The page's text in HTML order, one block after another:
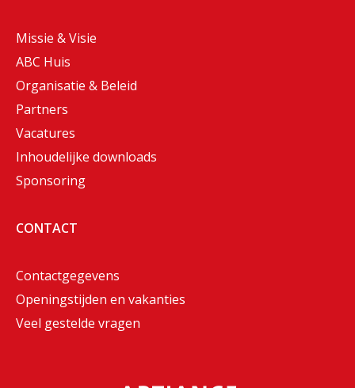
Missie & Visie
ABC Huis
Organisatie & Beleid
Partners
Vacatures
Inhoudelijke downloads
Sponsoring
CONTACT
Contactgegevens
Openingstijden en vakanties
Veel gestelde vragen